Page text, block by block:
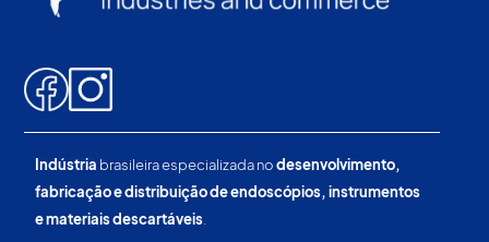
Indústria brasileira especializada nodesenvolvimento,
fabricação e distribuição de endoscópios, instrumentos
e materiais descartáveis.